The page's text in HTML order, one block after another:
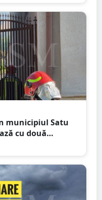
municipiul Satu
cu două